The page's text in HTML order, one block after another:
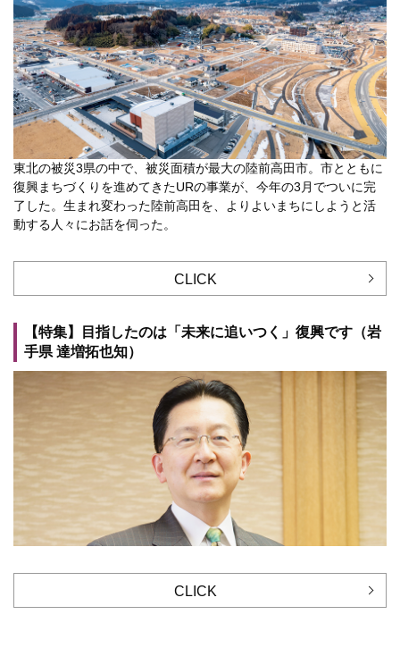
東北の被災3県の中で、被災面積が最大の陸前高田市。市とともに
復興まちづくりを進めてきたURの事業が、今年の3月でついに完
了した。生まれ変わった陸前高田を、よりよいまちにしようと活
動する人々にお話を伺った。
CLICK
【特集】目指したのは「未来に追いつく」復興です（岩
手県 達増拓也知）
CLICK